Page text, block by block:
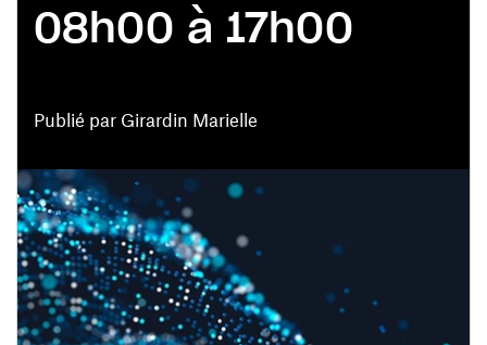
Publié par Girardin Marielle
08h00 à 17h00